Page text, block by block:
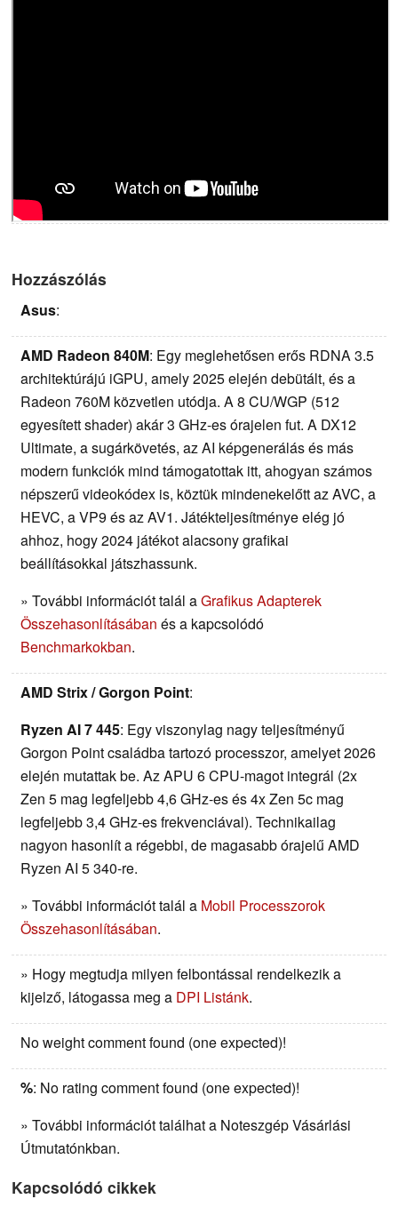
Hozzászólás
Asus:
AMD Radeon 840M: Egy meglehetősen erős RDNA 3.5
architektúrájú iGPU, amely 2025 elején debütált, és a
Radeon 760M közvetlen utódja. A 8 CU/WGP (512
egyesített shader) akár 3 GHz-es órajelen fut. A DX12
Ultimate, a sugárkövetés, az AI képgenerálás és más
modern funkciók mind támogatottak itt, ahogyan számos
népszerű videokódex is, köztük mindenekelőtt az AVC, a
HEVC, a VP9 és az AV1. Játékteljesítménye elég jó
ahhoz, hogy 2024 játékot alacsony grafikai
beállításokkal játszhassunk.
» További információt talál aGrafikus Adapterek
Összehasonlításában és a kapcsolódó
Benchmarkokban.
AMD Strix / Gorgon Point:
Ryzen AI 7 445: Egy viszonylag nagy teljesítményű
Gorgon Point családba tartozó processzor, amelyet 2026
elején mutattak be. Az APU 6 CPU-magot integrál (2x
Zen 5 mag legfeljebb 4,6 GHz-es és 4x Zen 5c mag
legfeljebb 3,4 GHz-es frekvenciával). Technikailag
nagyon hasonlít a régebbi, de magasabb órajelű AMD
Ryzen AI 5 340-re.
» További információt talál a Mobil Processzorok
Összehasonlításában.
» Hogy megtudja milyen felbontással rendelkezik a
kijelző, látogassa meg a DPI Listánk.
No weight comment found (one expected)!
%: No rating comment found (one expected)!
» További információt találhat a Noteszgép Vásárlási
Útmutatónkban.
Kapcsolódó cikkek